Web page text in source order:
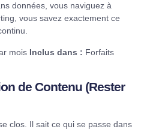
données, vous naviguez à
vous savez exactement ce
mois Inclus dans : Forfaits
de Contenu (Rester
clos. Il sait ce qui se passe dans